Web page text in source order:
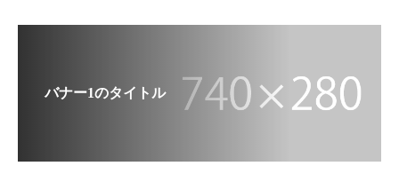
バナー1のタイトル